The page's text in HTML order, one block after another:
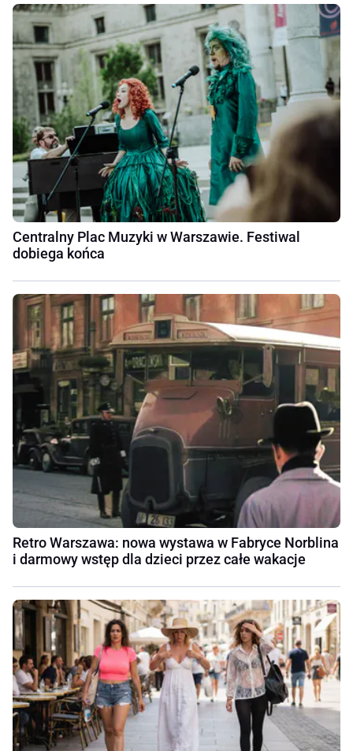
Centralny Plac Muzyki w Warszawie. Festiwal
dobiega końca
Retro Warszawa: nowa wystawa w Fabryce Norblina
i darmowy wstęp dla dzieci przez całe wakacje